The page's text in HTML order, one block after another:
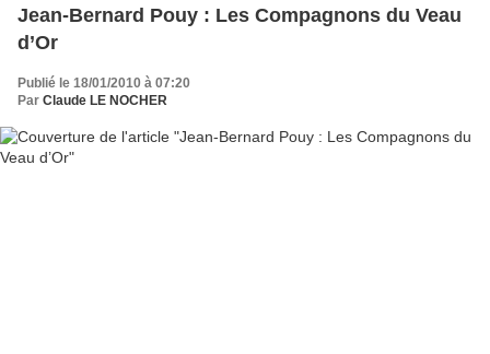
Jean-Bernard Pouy : Les Compagnons du Veau
d’Or
Publié le 18/01/2010 à 07:20
Par Claude LE NOCHER